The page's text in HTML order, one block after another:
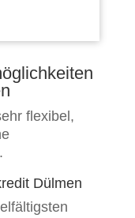
flexibel,
Dülmen